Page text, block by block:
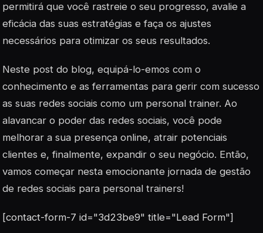
permitirá que você rastreie o seu progresso, avalie a
eficácia das suas estratégias e faça os ajustes
necessários para otimizar os seus resultados.
Neste post do blog, equipá-lo-emos com o
conhecimento e as ferramentas para gerir com sucesso
as suas redes sociais como um personal trainer. Ao
alavancar o poder das redes sociais, você pode
melhorar a sua presença online, atrair potenciais
clientes e, finalmente, expandir o seu negócio. Então,
vamos começar nesta emocionante jornada de gestão
de redes sociais para personal trainers!
[contact-form-7 id="3d23be9" title="Lead Form"]